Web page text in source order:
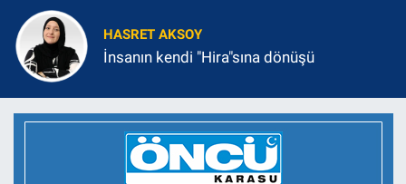
HASRET AKSOY
İnsanın kendi "Hira"sına dönüşü